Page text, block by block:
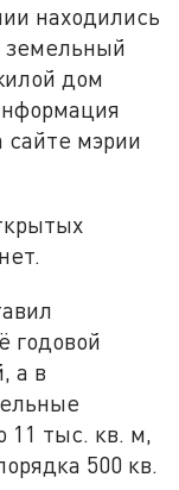
находились
земельный
дом
сайте мэрии
годовой
а в
11 тыс. кв. м,
500 кв.